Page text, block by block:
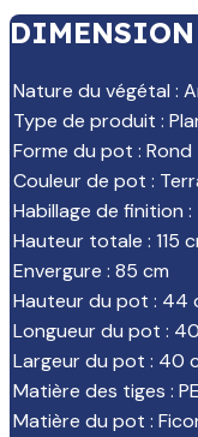
Nature du végétal :
Type de produit :
Forme du pot : Rond
Couleur de pot :
Habillage de finition :
Hauteur totale : 115
Envergure : 85 cm
Hauteur du pot : 44
Longueur du pot :
Largeur du pot : 40
Matière des tiges :
Matière du pot :